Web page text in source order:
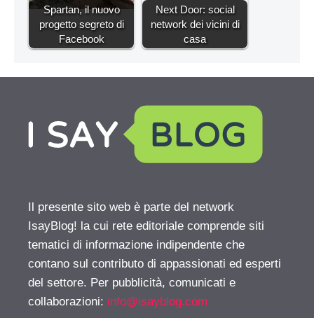
Spartan, il nuovo
progetto segreto di
Facebook
Next Door: social
network dei vicini di
casa
Il presente sito web è parte del network
IsayBlog! la cui rete editoriale comprende siti
tematici di informazione indipendente che
contano sul contributo di appassionati ed esperti
del settore. Per pubblicità, comunicati e
collaborazioni: info@isayblog.com